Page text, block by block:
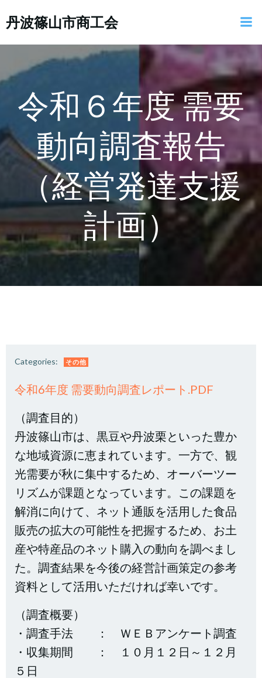
ン
キ
プ
丹波篠山市商工会
令和６年度 需要
動向調査報告
（経営発達支援
計画）
Categories: その他
令和6年度 需要動向調査レポート.PDF
（調査目的）
丹波篠山市は、黒豆や丹波栗といった豊か
な地域資源に恵まれています。一方で、観
光需要が秋に集中するため、オーバーツー
リズムが課題となっています。この課題を
解消に向けて、ネット通販を活用した食品
販売の拡大の可能性を把握するため、お土
産や特産品のネット購入の動向を調べまし
た。調査結果を今後の経営計画策定の参考
資料として活用いただければ幸いです。
（調査概要）
・調査手法 ： ＷＥＢアンケート調査
・収集期間 ： １０月１２日～１２月
５日